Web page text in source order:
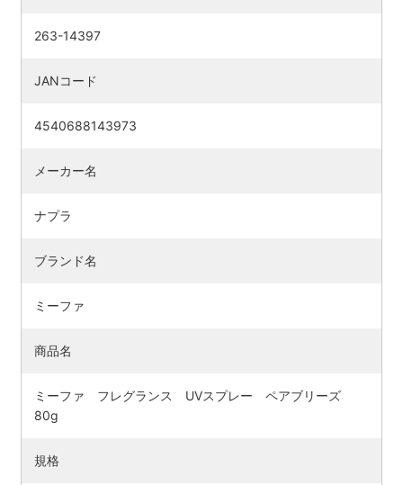
263-14397
JANコード
4540688143973
メーカー名
ナプラ
ブランド名
ミーファ
商品名
ミーファ フレグランス UVスプレー ペアブリーズ
80g
規格